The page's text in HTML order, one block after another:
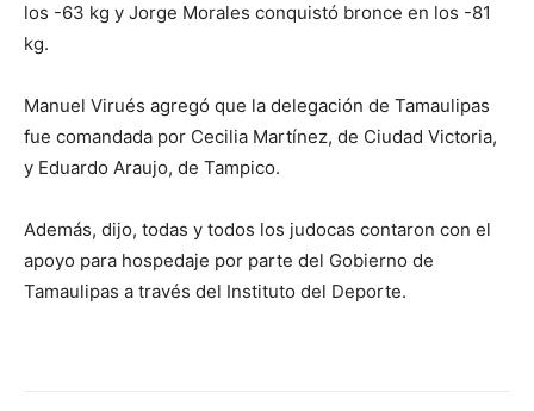
los -63 kg y Jorge Morales conquistó bronce en los -81
kg.
Manuel Virués agregó que la delegación de Tamaulipas
fue comandada por Cecilia Martínez, de Ciudad Victoria,
y Eduardo Araujo, de Tampico.
Además, dijo, todas y todos los judocas contaron con el
apoyo para hospedaje por parte del Gobierno de
Tamaulipas a través del Instituto del Deporte.